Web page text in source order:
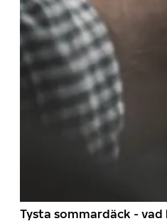
Tysta sommardäck -